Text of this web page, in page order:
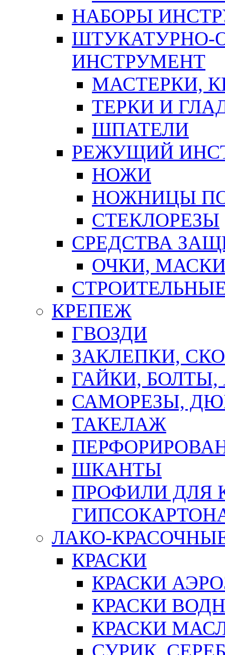
НАБОРЫ
ШТУКАТУРНО-
ИНСТРУМЕНТ
МАСТЕРКИ,
ТЕРКИ И
ШПАТЕЛИ
РЕЖУЩИЙ
НОЖИ
НОЖНИЦЫ
СТЕКЛОРЕЗЫ
СРЕДСТВА
ОЧКИ,
КРЕПЕЖ
ГВОЗДИ
ЗАКЛЕПКИ,
ГАЙКИ,
САМОРЕЗЫ,
ТАКЕЛАЖ
ШКАНТЫ
ПРОФИЛИ ДЛЯ
ЛАКО-
КРАСКИ
КРАСКИ
КРАСКИ
КРАСКИ